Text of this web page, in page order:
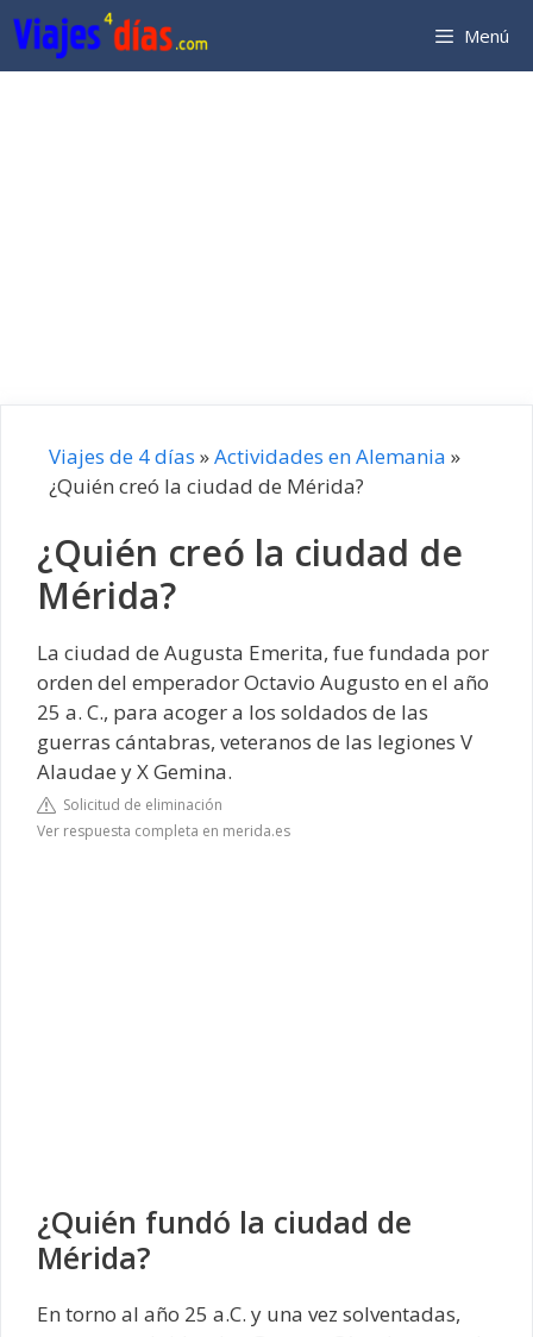
Saltar
al
contenido
Menú
Viajes de 4 días »Actividades en Alemania »
¿Quién creó la ciudad de Mérida?
¿Quién creó la ciudad de
Mérida?
La ciudad de Augusta Emerita, fue fundada por
orden del emperador Octavio Augusto en el año
25 a. C., para acoger a los soldados de las
guerras cántabras, veteranos de las legiones V
Alaudae y X Gemina.
Solicitud de eliminación
Ver respuesta completa en merida.es
¿Quién fundó la ciudad de
Mérida?
En torno al año 25 a.C. y una vez solventadas,